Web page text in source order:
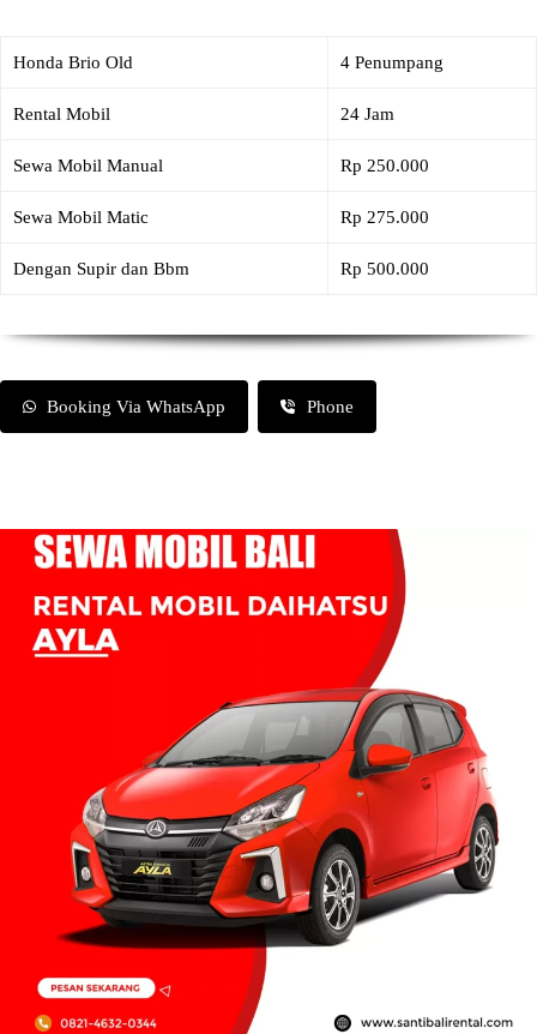
Honda Brio Old 4 Penumpang
Rental Mobil 24 Jam
Sewa Mobil Manual Rp 250.000
Sewa Mobil Matic Rp 275.000
Dengan Supir dan Bbm Rp 500.000
Booking Via WhatsApp Phone